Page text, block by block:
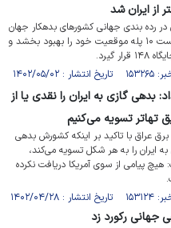
از ایران شد
در رده بندی جهانی کشور‌های بدهکار جهان
توانست ۱۰ پله موقعیت خود را بهبود بخشد و
قرار گیرد.
: ۱۴۰۲/۰۵/۰۲
بدهی گازی به ایران را نقدی یا از
تهاتر تسویه می‌کنیم
برق عراق با تاکید بر اینکه کشورش بدهی
به ایران را به هر شکل تسویه می‌کند،
پیامی از سوی آمریکا دریافت نکرده
: ۱۴۰۲/۰۴/۲۸
جهانی رکورد زد